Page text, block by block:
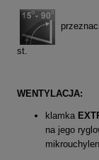
st.
WENTYLACJA:
klamka
na jego